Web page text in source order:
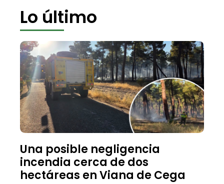
Lo último
Una posible negligencia
incendia cerca de dos
hectáreas en Viana de Cega